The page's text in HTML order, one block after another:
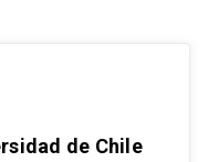
de Chile